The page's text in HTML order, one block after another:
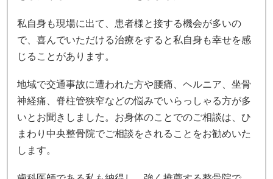
私自身も現場に出て、患者様と接する機会が多いの
で、喜んでいただける治療をすると私自身も幸せを感
じることがあります。
地域で交通事故に遭われた方や腰痛、ヘルニア、坐骨
神経痛、脊柱管狭窄などの悩みでいらっしゃる方が多
いとお聞きしました。お身体のことでのご相談は、ひ
まわり中央整骨院でご相談をされることをお勧めいた
します。